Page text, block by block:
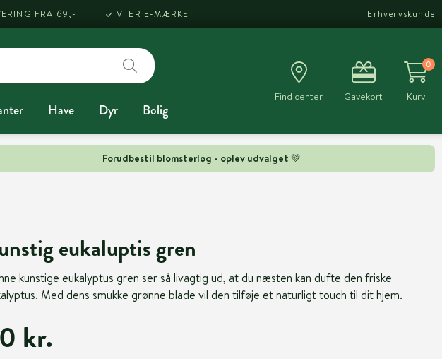
Forudbestil blomsterløg - oplev udvalget 💚
FRA 69,- VI ER E-MÆRKET Erhvervskunde
Have Dyr Bolig
Find center Gavekort
0
Kurv
eukaluptis gren
kunstige eukalyptus gren ser så livagtig ud, at du næsten kan dufte den friske
Med dens smukke grønne blade vil den tilføje et naturligt touch til dit hjem.
kr.